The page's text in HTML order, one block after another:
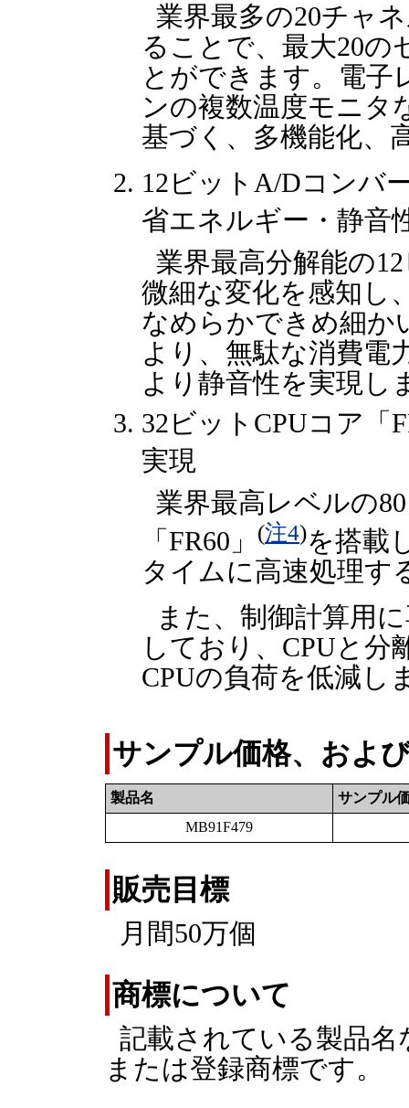
業界最多の20チャ
ることで、最大20の
とができます。電子
ンの複数温度モニタ
基づく、多機能化、
12ビットA/Dコンバ
省エネルギー・静音
業界最高分解能の
微細な変化を感知し
なめらかできめ細か
より、無駄な消費電
より静音性を実現し
32ビットCPUコア「
実現
業界最高レベルの
「FR60」
(注4)を搭載
タイムに高速処理す
また、制御計算用
しており、CPUと分
CPUの負荷を低減し
サンプル価格、およ
製品名
サンプル
MB91F479
販売目標
月間50万個
商標について
記載されている製品
または登録商標です。